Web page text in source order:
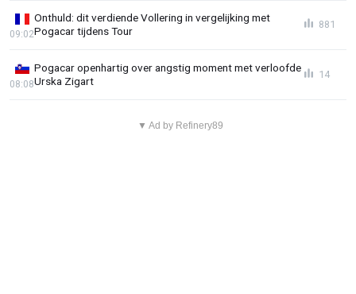
Onthuld: dit verdiende Vollering in vergelijking met
Pogacar tijdens Tour
09:02
881
Pogacar openhartig over angstig moment met verloofde
Urska Zigart
08:08
14
▼ Ad by Refinery89